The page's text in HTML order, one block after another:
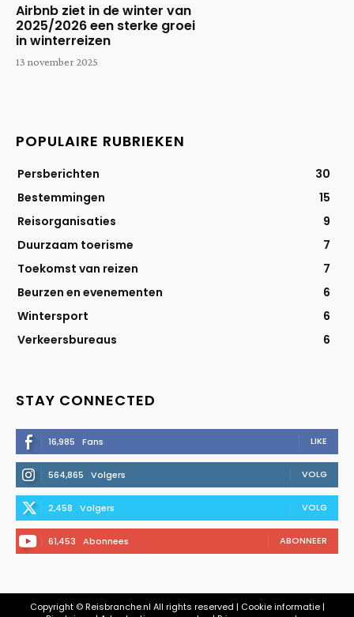
Airbnb ziet in de winter van
2025/2026 een sterke groei
in winterreizen
13 november 2025
POPULAIRE RUBRIEKEN
Persberichten
30
Bestemmingen
15
Reisorganisaties
9
Duurzaam toerisme
7
Toekomst van reizen
7
Beurzen en evenementen
6
Wintersport
6
Verkeersbureaus
6
STAY CONNECTED
16,985 Fans LIKE
564,865 Volgers VOLG
2,458 Volgers VOLG
61,453 Abonnees ABONNEER
Copyright © Reisbranche.nl All rights reserved | Cookie informatie |